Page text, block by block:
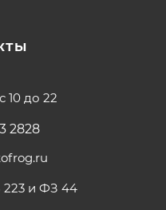
10 до 22
2828
223 и ФЗ 44